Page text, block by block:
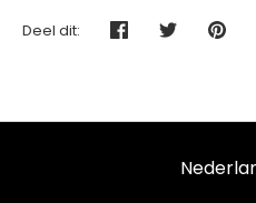
Deel dit: Deel TweetPin